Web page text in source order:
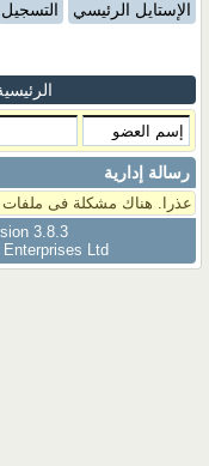
الإستايل الرئيسي التسجيل
رسالة إدارية
عذرا. هناك مشكلة فى ملفات
3.8.3
Ltd.